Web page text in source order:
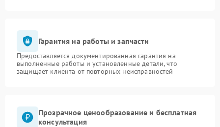
Гарантия на работы и запчасти
Предоставляется документированная гарантия на
выполненные работы и установленные детали, что
защищает клиента от повторных неисправностей
Прозрачное ценообразование и бесплатная
консультация